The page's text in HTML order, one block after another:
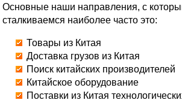
Основные наши направления, с
сталкиваемся наиболее часто это:
Товары из Китая
Доставка грузов из Китая
Поиск китайских производителей
Китайское оборудование
Поставки из Китая